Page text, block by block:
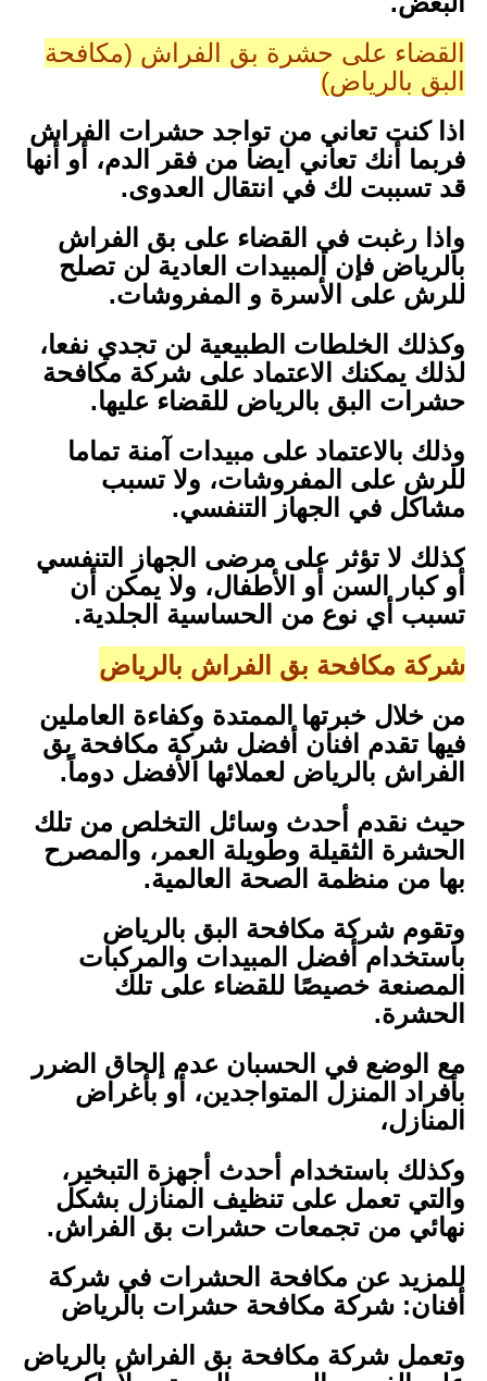
القضاء على حشرة بق الفراش (مكافحة
البق بالرياض)
اذا كنت تعاني من تواجد حشرات الفراش
فربما أنك تعاني ايضا من فقر الدم، أو أنها
قد تسببت لك في انتقال العدوى.
واذا رغبت في القضاء على بق الفراش
بالرياض فإن المبيدات العادية لن تصلح
للرش على الأسرة و المفروشات.
وكذلك الخلطات الطبيعية لن تجدي نفعا،
لذلك يمكنك الاعتماد على شركة مكافحة
حشرات البق بالرياض للقضاء عليها.
وذلك بالاعتماد على مبيدات آمنة تماما
للرش على المفروشات، ولا تسبب
مشاكل في الجهاز التنفسي.
كذلك لا تؤثر على مرضى الجهاز التنفسي
أو كبار السن أو الأطفال، ولا يمكن أن
تسبب أي نوع من الحساسية الجلدية.
شركة مكافحة بق الفراش بالرياض
من خلال خبرتها الممتدة وكفاءة العاملين
فيها تقدم افنان أفضل شركة مكافحة بق
الفراش بالرياض لعملائها الأفضل دوماً.
حيث نقدم أحدث وسائل التخلص من تلك
الحشرة الثقيلة وطويلة العمر، والمصرح
بها من منظمة الصحة العالمية.
وتقوم شركة مكافحة البق بالرياض
باستخدام أفضل المبيدات والمركبات
المصنعة خصيصًا للقضاء على تلك
الحشرة.
مع الوضع في الحسبان عدم إلحاق الضرر
بأفراد المنزل المتواجدين، أو بأغراض
المنازل،
وكذلك باستخدام أحدث أجهزة التبخير،
والتي تعمل على تنظيف المنازل بشكل
نهائي من تجمعات حشرات بق الفراش.
للمزيد عن مكافحة الحشرات في شركة
أفنان: شركة مكافحة حشرات بالرياض
وتعمل شركة مكافحة بق الفراش بالرياض